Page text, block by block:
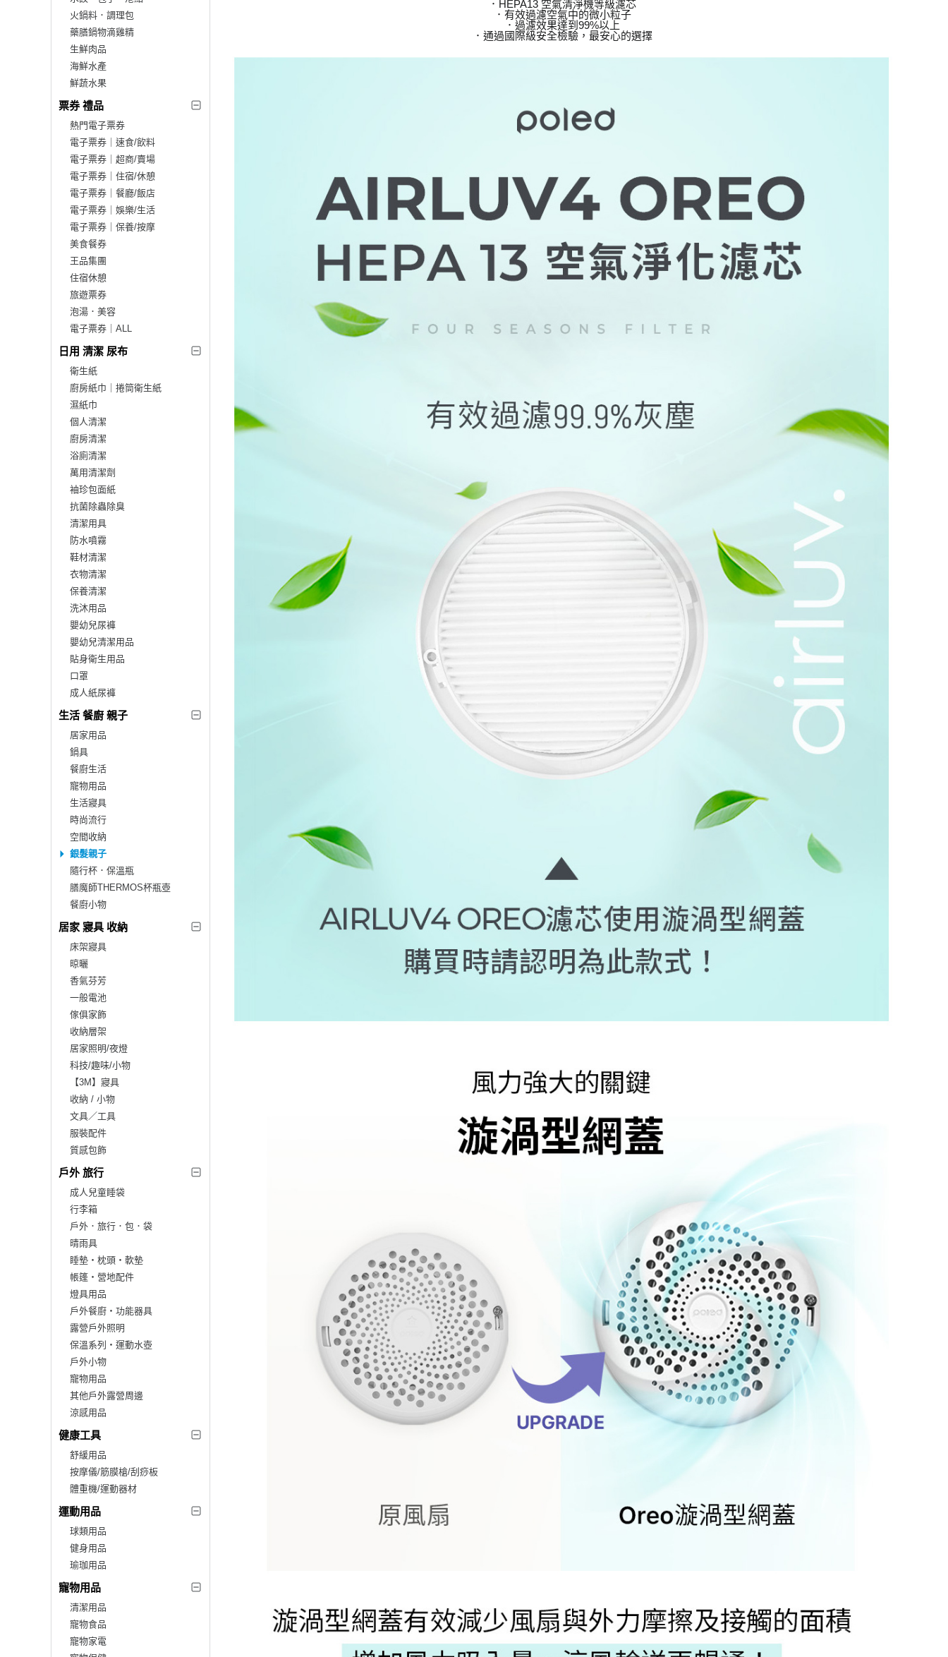
火鍋料．調理包
藥膳鍋物滴雞精
生鮮肉品
海鮮水產
鮮蔬水果
票券 禮品
熱門電子票券
電子票券｜速食/飲料
電子票券｜超商/賣場
電子票券｜住宿/休憩
電子票券｜餐廳/飯店
電子票券｜娛樂/生活
電子票券｜保養/按摩
美食餐券
王品集團
住宿休憩
旅遊票券
泡湯．美容
電子票券｜ALL
日用 清潔 尿布
衛生紙
廚房紙巾｜捲筒衛生紙
濕紙巾
個人清潔
廚房清潔
浴廁清潔
萬用清潔劑
袖珍包面紙
抗菌除蟲除臭
清潔用具
防水噴霧
鞋材清潔
衣物清潔
保養清潔
洗沐用品
嬰幼兒尿褲
嬰幼兒清潔用品
貼身衛生用品
口罩
成人紙尿褲
生活 餐廚 親子
居家用品
鍋具
餐廚生活
寵物用品
生活寢具
時尚流行
空間收納
銀髮親子
隨行杯．保溫瓶
膳魔師THERMOS杯瓶壺
餐廚小物
居家 寢具 收納
床架寢具
晾曬
香氣芬芳
一般電池
傢俱家飾
收納層架
居家照明/夜燈
科技/趣味/小物
【3M】寢具
收納 / 小物
文具／工具
服裝配件
質感包飾
戶外 旅行
成人兒童睡袋
行李箱
戶外．旅行．包．袋
晴雨具
睡墊‧枕頭‧軟墊
帳篷‧營地配件
燈具用品
戶外餐廚‧功能器具
露營戶外照明
保溫系列‧運動水壺
戶外小物
寵物用品
其他戶外露營周邊
涼感用品
健康工具
舒緩用品
按摩儀/筋膜槍/刮痧板
體重機/運動器材
運動用品
球類用品
健身用品
瑜珈用品
寵物用品
清潔用品
寵物食品
寵物家電
．HEPA13 空氣清淨機等級濾芯
．有效過濾空氣中的微小粒子
．過濾效果達到99%以上
．通過國際級安全檢驗，最安心的選擇